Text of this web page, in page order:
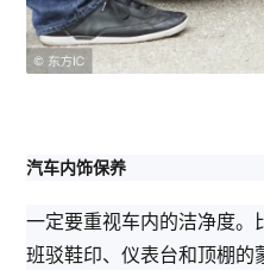
汽车内饰保养
一定要重视车内的洁净度。
班驳鞋印、仪表台和顶棚